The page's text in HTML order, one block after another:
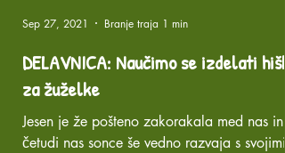
DELAVNICA: Naučimo se izdelati hiško
za žuželke
Jesen je že pošteno zakorakala med nas in
četudi nas sonce še vedno razvaja s svojimi
Sep 27, 2021 Branje traja 1 min